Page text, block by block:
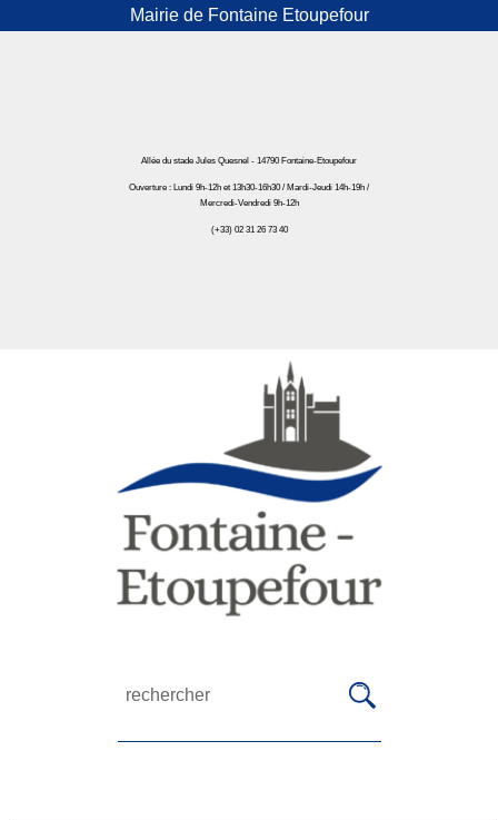
Mairie de Fontaine Etoupefour
Allée du stade Jules Quesnel - 14790 Fontaine-Etoupefour
Ouverture : Lundi 9h-12h et 13h30-16h30 / Mardi-Jeudi 14h-19h /
Mercredi-Vendredi 9h-12h
(+33) 02 31 26 73 40
Mairie de Fontaine Etoupefour